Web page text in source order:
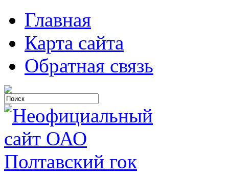
Главная
Карта сайта
Обратная связь